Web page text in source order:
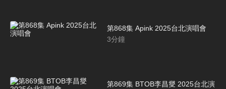
第868集 Apink 2025台北演唱會
3分鐘
第869集 BTOB李昌燮 2025台北演